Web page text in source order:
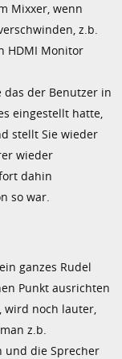
Mixxer, wenn
z.b.
HDMI Monitor
das der Benutzer in
eingestellt hatte,
stellt Sie wieder
wieder
dahin
so war.
ganzes Rudel
Punkt ausrichten
wird noch lauter,
z.b.
und die Sprecher